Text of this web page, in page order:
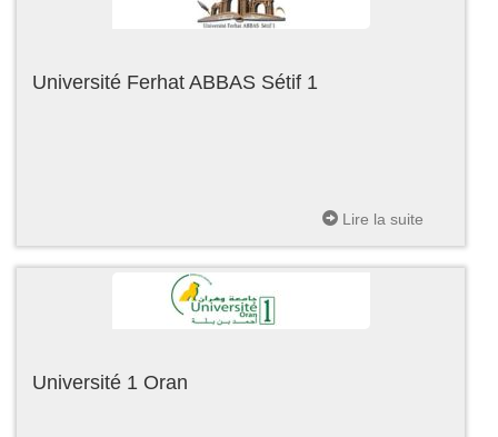
Université Ferhat ABBAS Sétif 1
Lire la suite
Université 1 Oran